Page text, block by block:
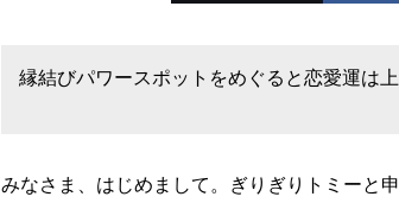
縁結びパワースポットをめぐると恋愛運は
みなさま、はじめまして。ぎりぎりトミーと申